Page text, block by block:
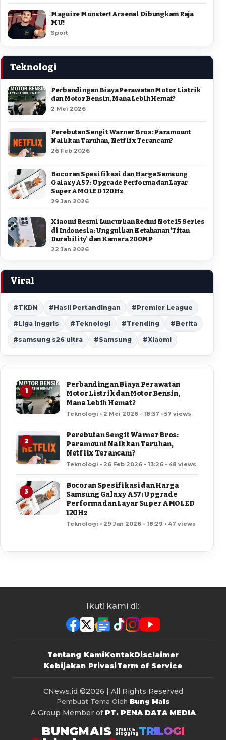
Maguire Monster! Arsenal Dibungkam Raja
MU!
Sport
Teknologi
Perbandingan Biaya Perawatan Motor Listrik
dan Motor Bensin, Mana Lebih Hemat?
2 Mei 2026
Perebutan Sengit Warner Bros: Paramount
Naikkan Taruhan, Netflix Terancam?
26 Feb 2026
Bocoran Spesifikasi dan Harga Samsung
Galaxy A57: Upgrade Performa dan Layar
Super AMOLED 120Hz
29 Jan 2026
Xiaomi Resmi Luncurkan Redmi Note 15 Series
di Indonesia: Unggulkan Ketahanan ‘Titan
Durability’ dan Kamera 200MP
22 Jan 2026
Viral
#TKDN #Hasil Pertandingan #Premier League
#Liga Inggris #Teknologi #Trending #Berita
#samsung s26 ultra #Samsung #Xiaomi
1
Perbandingan Biaya Perawatan
Motor Listrik dan Motor Bensin,
Mana Lebih Hemat?
Teknologi • 2 Mei 2026 - 18:37 • 57 views
2
Perebutan Sengit Warner Bros:
Paramount Naikkan Taruhan,
Netflix Terancam?
Teknologi • 26 Feb 2026 - 13:26 • 48 views
3
Bocoran Spesifikasi dan Harga
Samsung Galaxy A57: Upgrade
Performa dan Layar Super AMOLED
120Hz
Teknologi • 29 Jan 2026 - 18:29 • 47 views
Ikuti kami di:
Tentang KamiKontakDisclaimer
Kebijakan PrivasiTerm of Service
CNews.id ©2026 | All Rights Reserved
Pembuat Tema Oleh Bung Mais
A Group Member of PT. PENA DATA MEDIA
BUNGMAIS
Smart &
Blogging TRILOGI